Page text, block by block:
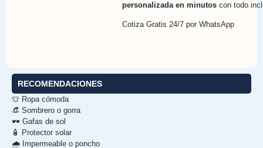
personalizada en minutos con todo
Cotiza Gratis 24/7 por WhatsApp
RECOMENDACIONES
👕 Ropa cómoda
👒 Sombrero o gorra
🕶️ Gafas de sol
🧴 Protector solar
🌧️ Impermeable o poncho